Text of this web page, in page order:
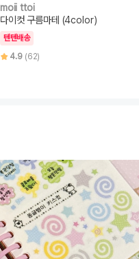
moii ttoi
다이컷 구름마테 (4color)
텐텐배송
4.9 (62)